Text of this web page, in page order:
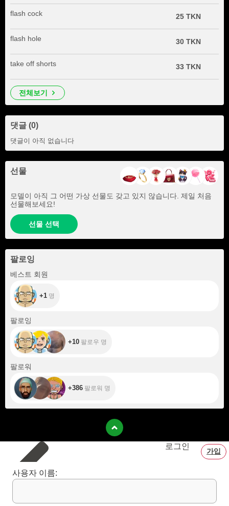
flash cock 25 TKN
flash hole 30 TKN
take off shorts 33 TKN
전체보기
댓글 (0)
댓글이 아직 없습니다
선물
모델이 아직 그 어떤 가상 선물도 갖고 있지 않습니다. 제일 처음
선물해보세요!
선물 선택
팔로잉
베스트 회원
+1
+1 명
팔로잉
+10 팔로우 명
팔로워
+386 팔로워 명
로그인
가입
사용자 이름: